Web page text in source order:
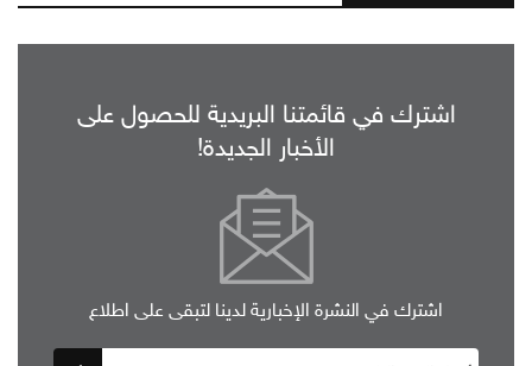
اشترك في قائمتنا البريدية للحصول على
الأخبار الجديدة!
اشترك في النشرة الإخبارية لدينا لتبقى على اطلاع